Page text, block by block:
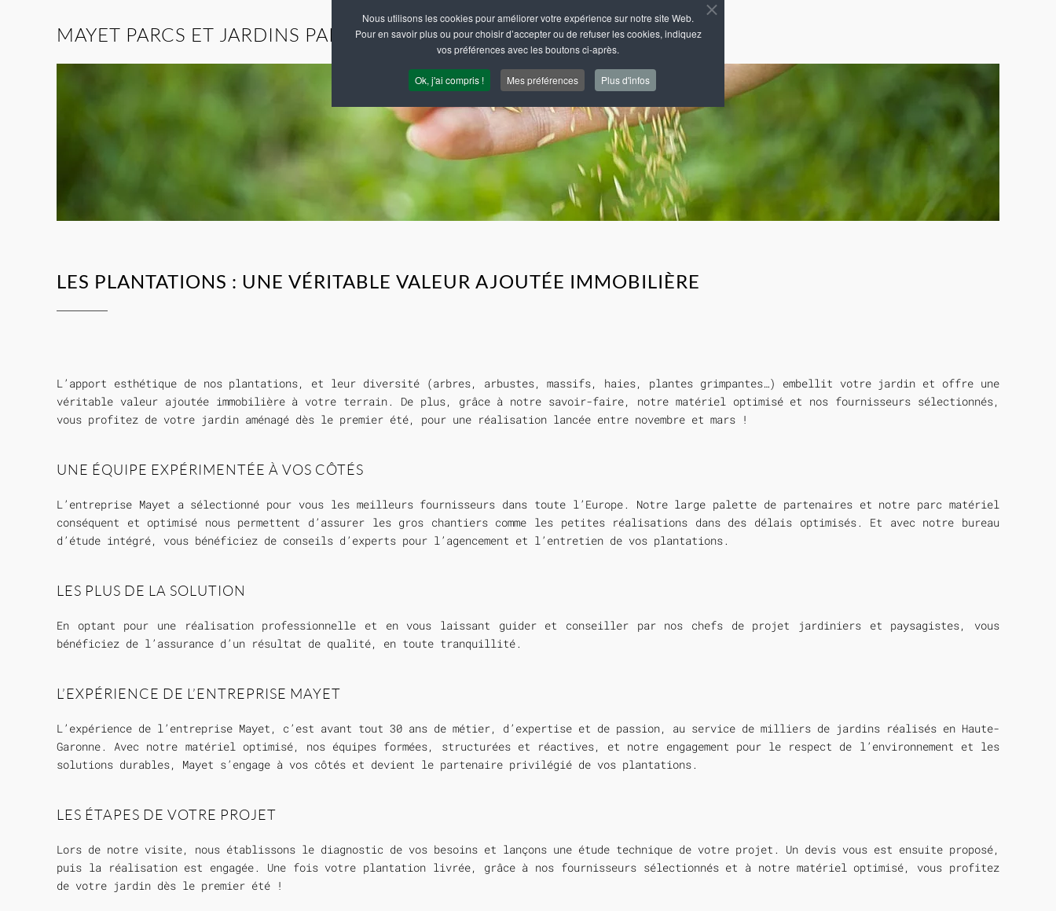
MAYET PARCS ET JARDINS PARTAGE AVEC VOUS SON EXPÉRIENCE
LES PLANTATIONS : UNE VÉRITABLE VALEUR AJOUTÉE IMMOBILIÈRE
L’apport esthétique de nos plantations, et leur diversité (arbres, arbustes, massifs, haies, plantes grimpantes…) embellit votre jardin et offre une
véritable valeur ajoutée immobilière à votre terrain. De plus, grâce à notre savoir-faire, notre matériel optimisé et nos fournisseurs sélectionnés,
vous profitez de votre jardin aménagé dès le premier été, pour une réalisation lancée entre novembre et mars !
UNE ÉQUIPE EXPÉRIMENTÉE À VOS CÔTÉS
L’entreprise Mayet a sélectionné pour vous les meilleurs fournisseurs dans toute l’Europe. Notre large palette de partenaires et notre parc matériel
conséquent et optimisé nous permettent d’assurer les gros chantiers comme les petites réalisations dans des délais optimisés. Et avec notre bureau
d’étude intégré, vous bénéficiez de conseils d’experts pour l’agencement et l’entretien de vos plantations.
LES PLUS DE LA SOLUTION
En optant pour une réalisation professionnelle et en vous laissant guider et conseiller par nos chefs de projet jardiniers et paysagistes, vous
bénéficiez de l’assurance d’un résultat de qualité, en toute tranquillité.
L’EXPÉRIENCE DE L’ENTREPRISE MAYET
L’expérience de l’entreprise Mayet, c’est avant tout 30 ans de métier, d’expertise et de passion, au service de milliers de jardins réalisés en Haute-
Garonne. Avec notre matériel optimisé, nos équipes formées, structurées et réactives, et notre engagement pour le respect de l’environnement et les
solutions durables, Mayet s’engage à vos côtés et devient le partenaire privilégié de vos plantations.
LES ÉTAPES DE VOTRE PROJET
Lors de notre visite, nous établissons le diagnostic de vos besoins et lançons une étude technique de votre projet. Un devis vous est ensuite proposé,
puis la réalisation est engagée. Une fois votre plantation livrée, grâce à nos fournisseurs sélectionnés et à notre matériel optimisé, vous profitez
de votre jardin dès le premier été !
Nous utilisons les cookies pour améliorer votre expérience sur notre site Web.
Pour en savoir plus ou pour choisir d’accepter ou de refuser les cookies, indiquez
vos préférences avec les boutons ci-après.
Ok, j'ai compris ! Mes préférences Plus d'infos